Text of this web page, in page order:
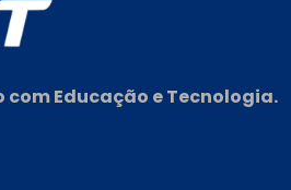
Educação e Tecnologia.